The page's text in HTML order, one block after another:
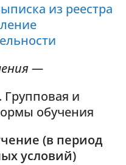
из реестра
—
и
обучения
(в период
условий)